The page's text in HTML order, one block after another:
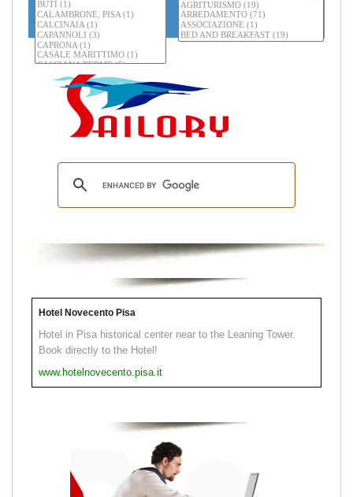
Hotel Novecento Pisa
Hotel in Pisa historical center near to the Leaning Tower.
Book directly to the Hotel!
www.hotelnovecento.pisa.it